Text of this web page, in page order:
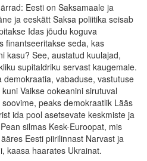
Eesti on Saksamaale ja
ja eeskätt Saksa poliitika seisab
Idas jõudu koguva
finantseeritakse seda, kas
kasu? See, austatud kuulajad,
supitaldriku servast kaugemale.
vabaduse, vastutuse
Vaikse ookeanini sirutuval
peaks demokraatlik Lääs
ida pool asetsevate keskmiste ja
silmas Kesk-Euroopat, mis
Eesti piirilinnast Narvast ja
kaasa haarates Ukrainat.